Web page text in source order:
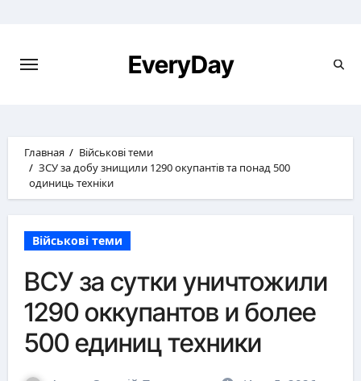
EveryDay
Главная
Військові теми
ЗСУ за добу знищили 1290 окупантів та понад 500
одиниць техніки
Військові теми
ВСУ за сутки уничтожили
1290 оккупантов и более
500 единиц техники